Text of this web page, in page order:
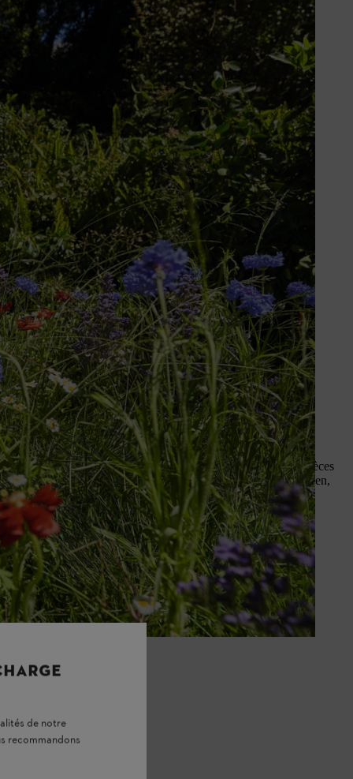
août selon les variétés.
fin de l’été (jusqu’en septembre). Respectez les consignes
pas d’appauvrir le sol avec du sable.
ne durent pas aussi longtemps que les mélanges d’espèces
et de quelques espèces exotiques, comme le pavot californien,
plantes nourrissent les oiseaux
opportun.
de notre
recommandons